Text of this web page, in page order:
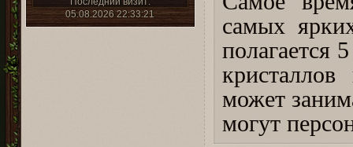
05.08.2026 22:33:21
самых
полагается
может
могут